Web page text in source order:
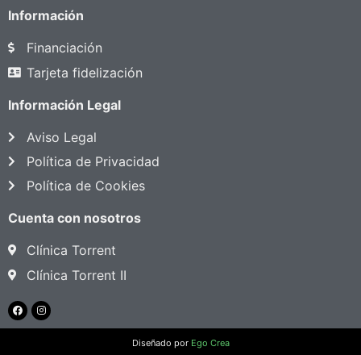
Información
Financiación
Tarjeta fidelización
Información Legal
Aviso Legal
Política de Privacidad
Política de Cookies
Cuenta con nosotros
Clínica Torrent
Clínica Torrent II
Diseñado por Ego Crea